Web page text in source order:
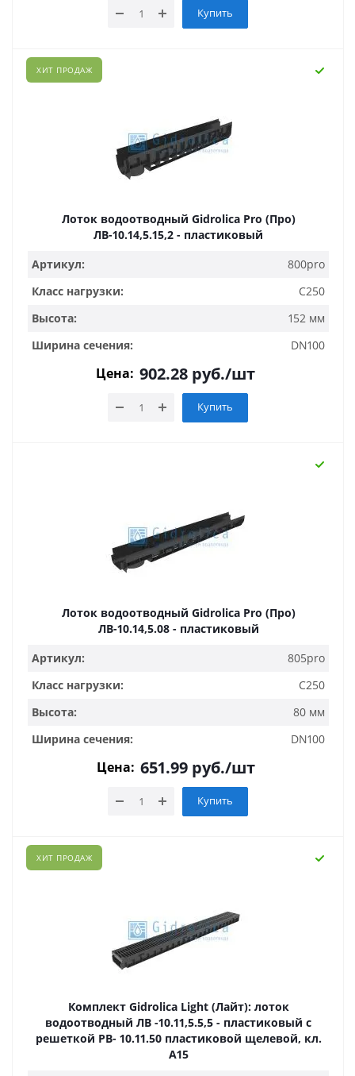
Купить
ХИТ ПРОДАЖ
Лоток водоотводный Gidrolica Pro (Про)
ЛВ-10.14,5.15,2 - пластиковый
Артикул:
800pro
Класс нагрузки:
C250
Высота:
152 мм
Ширина сечения:
DN100
Цена: 902.28 руб./шт
Купить
Лоток водоотводный Gidrolica Pro (Про)
ЛВ-10.14,5.08 - пластиковый
Артикул:
805pro
Класс нагрузки:
C250
Высота:
80 мм
Ширина сечения:
DN100
Цена: 651.99руб./шт
Купить
ХИТ ПРОДАЖ
Комплект Gidrolica Light (Лайт): лоток
водоотводный ЛВ -10.11,5.5,5 - пластиковый с
решеткой РВ- 10.11.50 пластиковой щелевой, кл.
A15